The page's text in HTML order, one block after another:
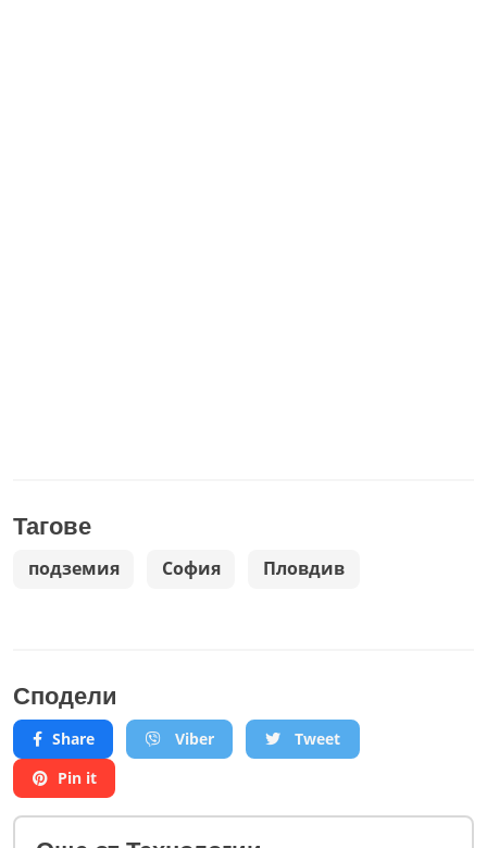
Тагове
подземия София Пловдив
Сподели
Share Viber
Tweet
Pin it